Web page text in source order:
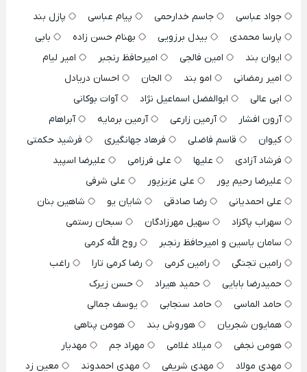
جواد عباسی جاسم خدارحمی پیام عباسی
پازل بند
پارسا محمدی
بیدل برزویی بهنام حسن زاده
بابی
ایوان بند
امین فالجی امیرحافظ رنجبر
امیر لیام
امیر رمضانی
امو بند الجان
احسان دریادل
ابی عالی
ابوالفضل اسماعیل نژاد
آوات بوکانی
آرون افشار
آرمین زارعی آرمین برمایه
آبراهام
کیوان
قاسم فاضلی فرهاد جهانگیری
فرشید حکمتی
فرشاد آزادی
علیها علی فرزامی
علیرضا اسپید
علیرضا رحیم پور
علی عزیزپور
علی شرفی
علی احمدیانی
رضا صادقی شایان یو
شاهین بنان
سهراب پاکزاد
سهیل مهرزادگان
سبحان رستمی
سامان یاسین و امیرحافظ رنجبر
روح الله کرمی
رامین تجنگی
رامین کرمی رضا کرمی تارا
راغب
حمیدرضا بابایی
حمید هیراد
حسن زیرک
حامد الماسی
حامد سنجابی
یوسف جمالی
همایون شجریان
هوروش بند
هومن پناهی
هومن نجفی
میلاد غلامی مهراد جم
مهدیار
مهدی مولاد
مهدی شریفی مهدی احمدوند
معین زد